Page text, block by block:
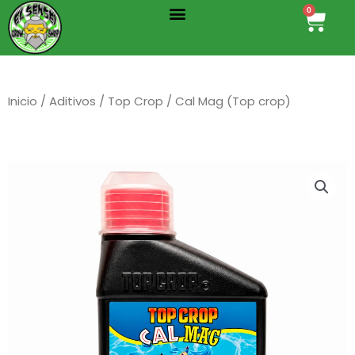
al
contenido
Menu 0
Cart
Inicio / Aditivos / Top Crop / Cal Mag (Top crop)